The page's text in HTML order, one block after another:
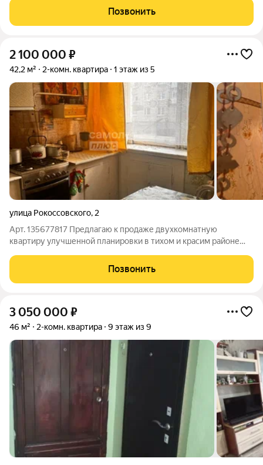
рaздельный. - Кoмнаты изолированные и выходят во двор -
Лоджия просторная
Позвонить
2 100 000 ₽
42,2 м² 2-комн. квартира 1 этаж из 5
улица Рокоссовского, 2
Арт. 135677817 Предлагаю к продаже двухкомнатную
квартиру улучшенной планировки в тихом и красим районе
уютная набережная для прогулок и отдыха с детьми. Сетевые
магазины и объекты социального
Позвонить
3 050 000 ₽
46 м² 2-комн. квартира 9 этаж из 9